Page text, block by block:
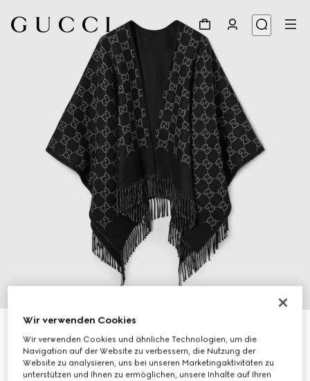
Cape aus GG Wolljacquard
€ 980
Variantenschwarz und hellgrau
Wir verwenden Cookies
Wir verwenden Cookies und ähnliche Technologien, um die
Navigation auf der Website zu verbessern, die Nutzung der
Website zu analysieren, uns bei unseren Marketingaktivitäten zu
unterstützen und Ihnen zu ermöglichen, unsere Inhalte auf Ihren